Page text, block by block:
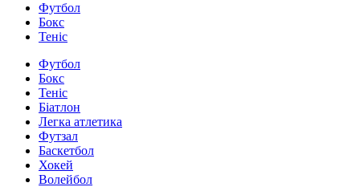
Футбол
Бокс
Теніс
Футбол
Бокс
Теніс
Біатлон
Легка атлетика
Футзал
Баскетбол
Хокей
Волейбол